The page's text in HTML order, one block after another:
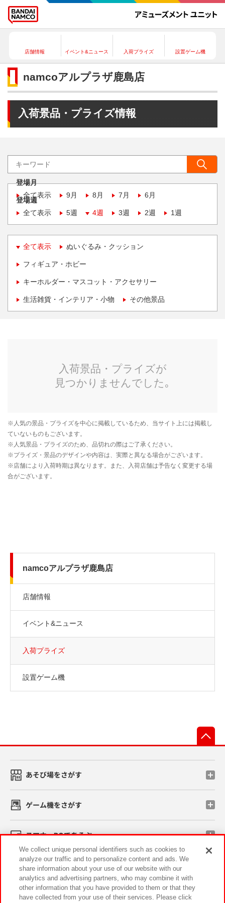
店舗情報 イベント&ニュース 入荷プライズ 設置ゲーム機
namcoアルプラザ鹿島店
入荷景品・プライズ情報
登場月
全て表示
9月 8月 7月 6月
登場週
全て表示
5週 4週 3週 2週 1週
全て表示 ぬいぐるみ・クッション
フィギュア・ホビー
キーホルダー・マスコット・アクセサリー
生活雑貨・インテリア・小物 その他景品
namcoアルプラザ鹿島店
店舗情報
イベント&ニュース
入荷プライズ
設置ゲーム機
あそび場をさがす
ゲーム機をさがす
スマホ・PCであそぶ
イベント・キャンペーン
We collect unique personal identifiers such as cookies to
analyze our traffic and to personalize content and ads. We
share information about your use of our website with our
analytics and advertising partners, who may combine it with
other information that you have provided to them or that they
have collected from your use of their services. Please click